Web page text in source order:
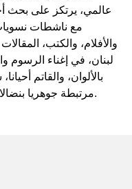
مع ناشطات
والأفلام، والكتب،
لبنان، في إغناء الرسوم
بالألوان، والقاتم
مرتبطة جوهريا بنضالات أوسع في لبنان، والمنطقة، والعالم.